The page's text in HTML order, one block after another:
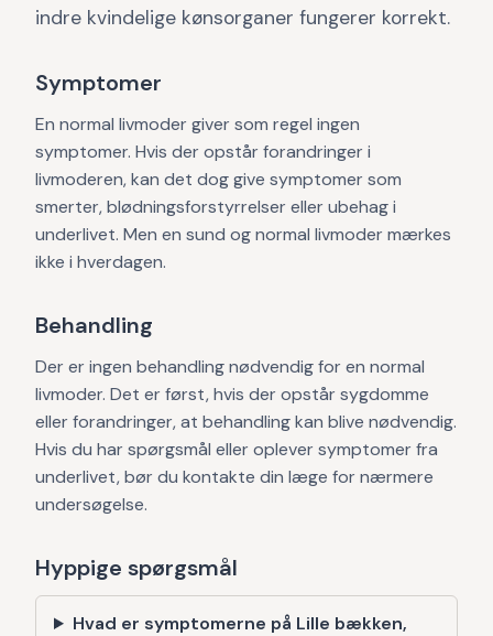
indre kvindelige kønsorganer fungerer korrekt.
Symptomer
En normal livmoder giver som regel ingen
symptomer. Hvis der opstår forandringer i
livmoderen, kan det dog give symptomer som
smerter, blødningsforstyrrelser eller ubehag i
underlivet. Men en sund og normal livmoder mærkes
ikke i hverdagen.
Behandling
Der er ingen behandling nødvendig for en normal
livmoder. Det er først, hvis der opstår sygdomme
eller forandringer, at behandling kan blive nødvendig.
Hvis du har spørgsmål eller oplever symptomer fra
underlivet, bør du kontakte din læge for nærmere
undersøgelse.
Hyppige spørgsmål
Hvad er symptomerne på Lille bækken,